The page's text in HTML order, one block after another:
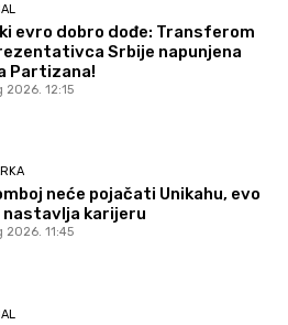
evro dobro dođe: Transferom
Srbije napunjena
Partizana!
2026. 12:15
neće pojačati Unikahu, evo
nastavlja karijeru
2026. 11:45